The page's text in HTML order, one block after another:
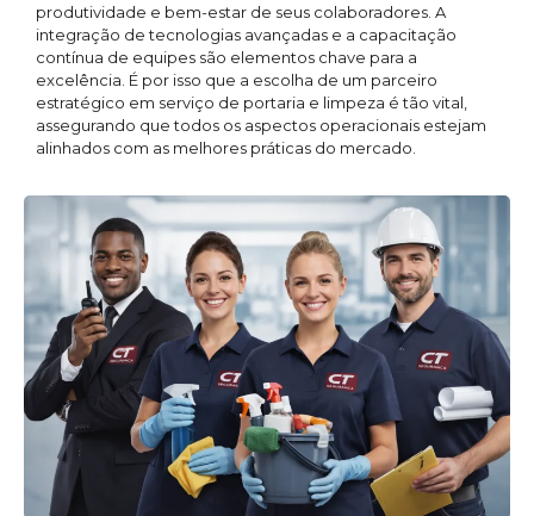
produtividade e bem-estar de seus colaboradores. A
integração de tecnologias avançadas e a capacitação
contínua de equipes são elementos chave para a
excelência. É por isso que a escolha de um parceiro
estratégico em serviço de portaria e limpeza é tão vital,
assegurando que todos os aspectos operacionais estejam
alinhados com as melhores práticas do mercado.